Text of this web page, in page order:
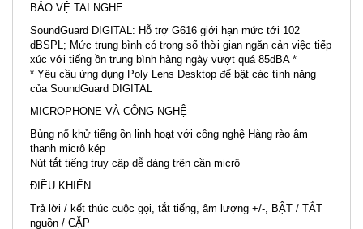
BẢO VỆ TAI NGHE
SoundGuard DIGITAL: Hỗ trợ G616 giới hạn mức tới 102
dBSPL; Mức trung bình có trọng số thời gian ngăn cản việc tiếp
xúc với tiếng ồn trung bình hàng ngày vượt quá 85dBA *
* Yêu cầu ứng dụng Poly Lens Desktop để bật các tính năng
của SoundGuard DIGITAL
MICROPHONE VÀ CÔNG NGHỆ
Bùng nổ khử tiếng ồn linh hoạt với công nghệ Hàng rào âm
thanh micrô kép
Nút tắt tiếng truy cập dễ dàng trên cần micrô
ĐIỀU KHIỂN
Trả lời / kết thúc cuộc gọi, tắt tiếng, âm lượng +/-, BẬT / TẮT
nguồn / CẶP